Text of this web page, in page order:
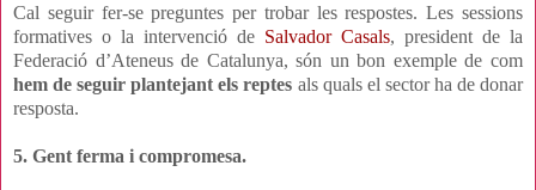
Cal seguir fer-se preguntes per trobar les respostes. Les sessions
formatives o la intervenció de Salvador Casals, president de la
Federació d’Ateneus de Catalunya, són un bon exemple de com
hem de seguir plantejant els reptes als quals el sector ha de donar
resposta.
5. Gent ferma i compromesa.